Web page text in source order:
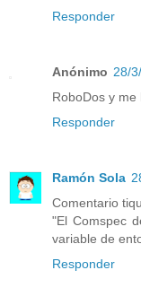
Responder
Anónimo 28/
RoboDos y me
Responder
Ramón Sola
Comentario
"El Comspec
variable de
Responder